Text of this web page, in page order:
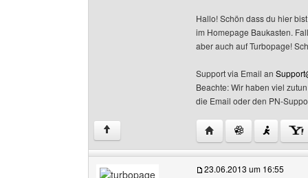
Hallo! Schön dass du hier
im Homepage Baukasten.
aber auch auf Turbopage!
Support via Email an
Beachte: Wir haben viel
die Email oder den PN-
↑ Website dieses
23.06.2013 um 16:55